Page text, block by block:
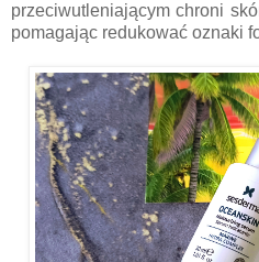
przeciwutleniającym chroni
pomagając redukować oznaki